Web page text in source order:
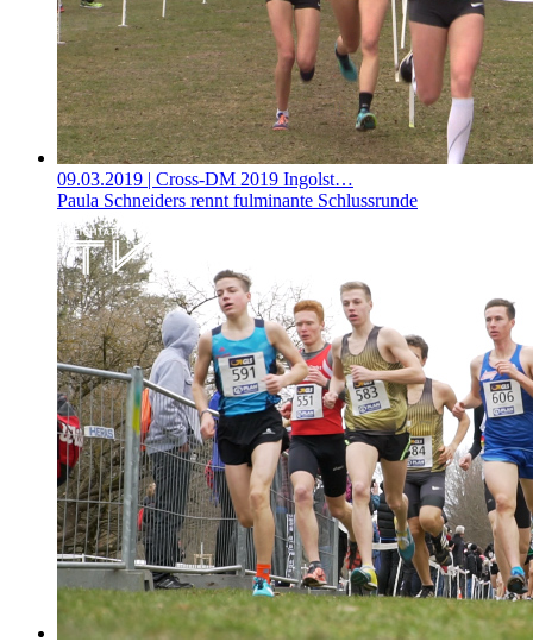
09.03.2019 | Cross-DM 2019 Ingolst…
Paula Schneiders rennt fulminante Schlussrunde